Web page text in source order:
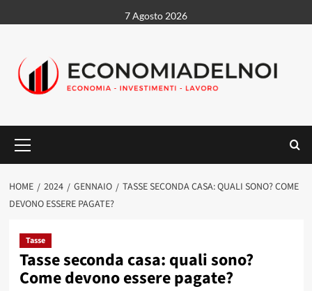
al
7 Agosto 2026
principale
HOME 2024 GENNAIO
TASSE SECONDA CASA: QUALI SONO? COME
DEVONO ESSERE PAGATE?
Tasse
Tasse seconda casa: quali sono?
Come devono essere pagate?